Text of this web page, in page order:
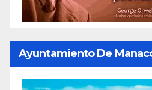
Ayuntamiento De